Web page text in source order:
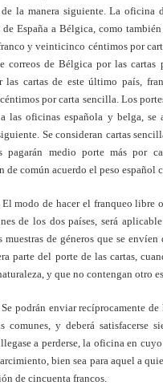
la manera siguiente. La oficina
de España a Bélgica, como
y veinticinco céntimos por
correos de Bélgica por las cartas
las cartas de este último país,
por carta sencilla. Los
las oficinas española y belga, se
Se consideran cartas
pagarán medio porte más por
de común acuerdo el peso español
modo de hacer el franqueo libre
de los dos países, será
muestras de géneros que se
parte del porte de las cartas,
y que no contengan otro
podrán enviar recíprocamente
comunes, y deberá satisfacerse
a perderse, la oficina en
bien sea para aquel a
de cincuenta francos.